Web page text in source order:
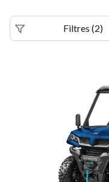
Filtres (2)